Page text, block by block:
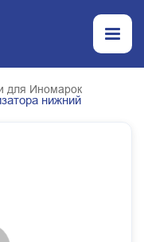
для Иномарок
нижний